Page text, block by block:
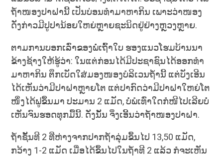
ຖ້ຳໜອງປາຝານີ້ ເປັນບ່ອນທຳມາຫາກິນ ເພາະວ່າໜອງ
ດັ່ງກ່າວມີປູປານ້ອຍໃຫຍ່ຫຼາຍຊະນິດຢູ່ຢ່າງຫຼວງຫຼາຍ.
ຕາມການບອກເລົ່າຂອງພໍ່ເຖົ້າໃບ ຮອງແນວໂຮມບ້ານນາ
ຂ້າງຊ້າງໃຫ້ຮູ້ວ່າ: ໃນແຕ່ກ່ອນໄດ້ມີປະຊາຊົນໄດ້ອອກທຳ
ມາຫາກິນ ຕຶກເບັດໃສ່ມອງໜອງບໍລິເວນຖ້ຳນີ້ ແຕ່ບັງເອີນ
ໄດ້ເຫັນວ່າມີປາຝາຫຼາຍໂຕ ແຕ່ປາກົດວ່າມີປາຝາໃຫຍ່ໂຕ
ໜຶ່ງໄດ້ຟູຂຶ້ນມາ ປະມານ 2 ແມັດ, ບໍ່ພໍເທົ່າໃດກໍໜີໄປເລີຍບໍ່
ເຫັນຈົນຮອດທຸກມື້ນີ້. ດັ່ງນັ້ນ ຈຶ່ງເອີ້ນວ່າຖ້ຳໜອງປາຝາ.
ຖ້ຳຊັ້ນທີ 2 ທີ່ຫ່າງຈາກປາກຖ້ຳລຸ່ມຂຶ້ນໄປ 13,50 ແມັດ,
ກວ້າງ 1-2 ແມັດ ເມື່ອໄດ້ຂຶ້ນໄປໃນຖ້ຳທີ 2 ແລ້ວ ກໍຈະເຫັນ